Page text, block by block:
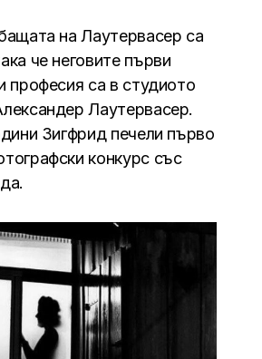
на Лаутервасер са
че неговите първи
професия са в студиото
Лаутервасер.
Зигфрид печели първо
конкурс със